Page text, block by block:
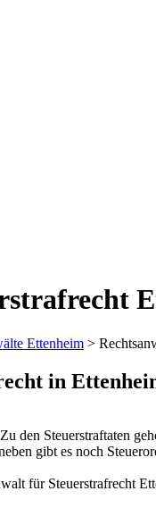
Ettenheim >
in
den Steuerstraftaten
gibt es noch
für Steuerstrafrecht